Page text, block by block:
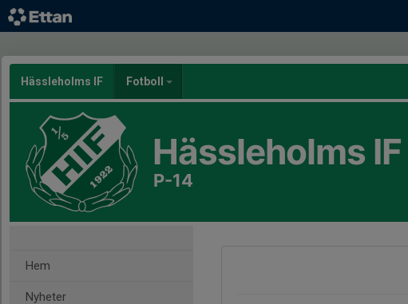
Hässleholms IF Fotboll
Hässleholms IF
P-14
Hem
Nyheter